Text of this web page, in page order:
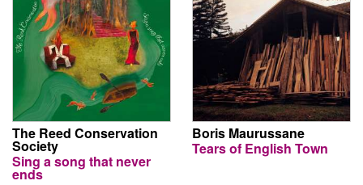
The Reed Conservation
Society
Sing a song that never
ends
Boris Maurussane
Tears of English Town